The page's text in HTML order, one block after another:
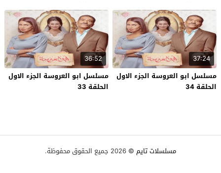
37:24
مسلسل ابو العروسة الجزء الاول
الحلقة 34
36:52
مسلسل ابو العروسة الجزء الاول
الحلقة 33
مسلسلات تايم © 2026 جميع الحقوق محفوظة.